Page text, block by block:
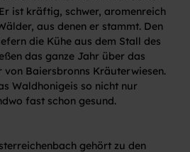
ist kräftig, schwer, aromenreich
aus denen er stammt. Den
die Kühe aus dem Stall des
das ganze Jahr über das
Baiersbronns Kräuterwiesen.
Waldhonigeis so nicht nur
fast schon gesund.
gehört zu den